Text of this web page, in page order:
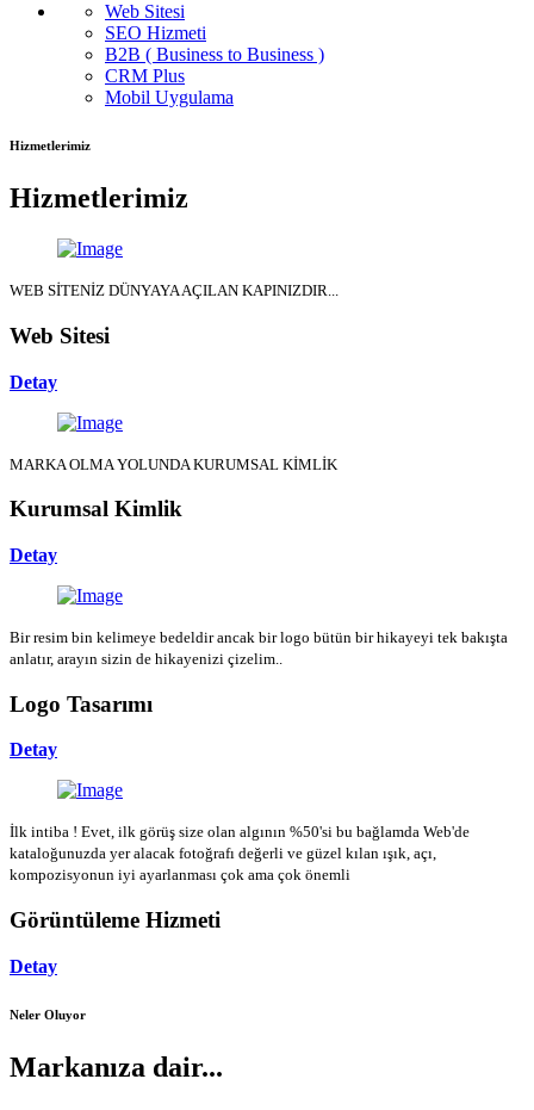
Web Sitesi
SEO Hizmeti
B2B ( Business to Business )
CRM Plus
Mobil Uygulama
Hizmetlerimiz
Hizmetlerimiz
WEB SİTENİZ DÜNYAYA AÇILAN KAPINIZDIR...
Web Sitesi
Detay
MARKA OLMA YOLUNDA KURUMSAL KİMLİK
Kurumsal Kimlik
Detay
Bir resim bin kelimeye bedeldir ancak bir logo bütün bir hikayeyi tek bakışta
anlatır, arayın sizin de hikayenizi çizelim..
Logo Tasarımı
Detay
İlk intiba ! Evet, ilk görüş size olan algının %50'si bu bağlamda Web'de
kataloğunuzda yer alacak fotoğrafı değerli ve güzel kılan ışık, açı,
kompozisyonun iyi ayarlanması çok ama çok önemli
Görüntüleme Hizmeti
Detay
Neler Oluyor
Markanıza dair...